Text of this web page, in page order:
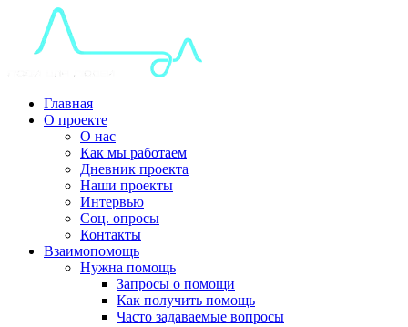
Главная
О проекте
О нас
Как мы работаем
Дневник проекта
Наши проекты
Интервью
Соц. опросы
Контакты
Взаимопомощь
Нужна помощь
Запросы о помощи
Как получить помощь
Часто задаваемые вопросы